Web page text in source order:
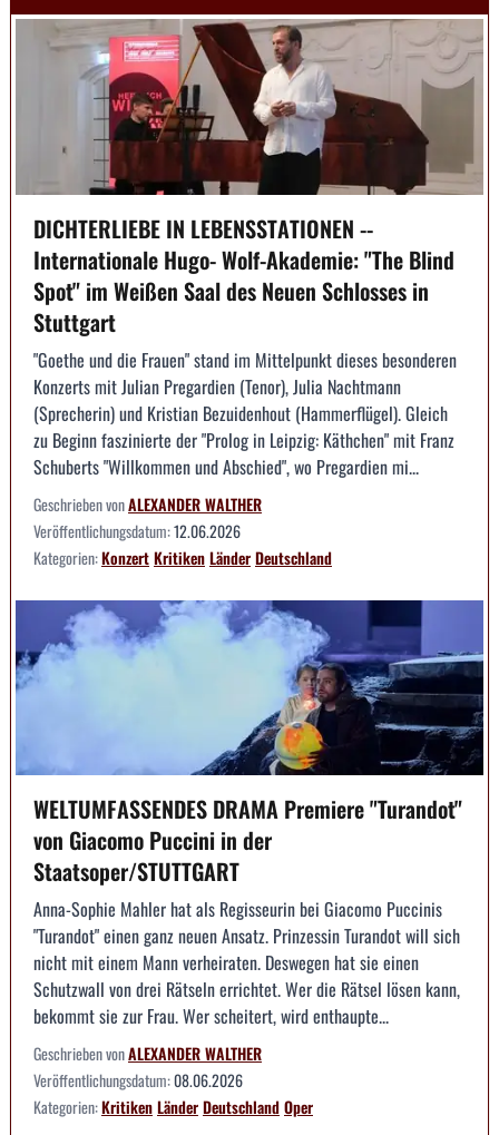
DICHTERLIEBE IN LEBENSSTATIONEN --
Internationale Hugo- Wolf-Akademie: "The Blind
Spot" im Weißen Saal des Neuen Schlosses in
Stuttgart
"Goethe und die Frauen" stand im Mittelpunkt dieses besonderen
Konzerts mit Julian Pregardien (Tenor), Julia Nachtmann
(Sprecherin) und Kristian Bezuidenhout (Hammerflügel). Gleich
zu Beginn faszinierte der "Prolog in Leipzig: Käthchen" mit Franz
Schuberts "Willkommen und Abschied", wo Pregardien mi...
Geschrieben vonALEXANDER WALTHER
Veröffentlichungsdatum:12.06.2026
Kategorien:KonzertKritikenLänderDeutschland
WELTUMFASSENDES DRAMA Premiere "Turandot"
von Giacomo Puccini in der
Staatsoper/STUTTGART
Anna-Sophie Mahler hat als Regisseurin bei Giacomo Puccinis
"Turandot" einen ganz neuen Ansatz. Prinzessin Turandot will sich
nicht mit einem Mann verheiraten. Deswegen hat sie einen
Schutzwall von drei Rätseln errichtet. Wer die Rätsel lösen kann,
bekommt sie zur Frau. Wer scheitert, wird enthaupte...
Geschrieben vonALEXANDER WALTHER
Veröffentlichungsdatum:08.06.2026
Kategorien:KritikenLänderDeutschlandOper